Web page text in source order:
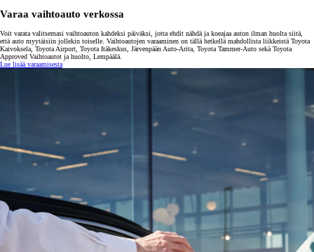
Varaa vaihtoauto verkossa
Voit varata valitsemasi vaihtoauton kahdeksi päiväksi, jotta ehdit nähdä ja koeajaa auton ilman huolta siitä,
että auto myytäisiin jollekin toiselle. Vaihtoautojen varaaminen on tällä hetkellä mahdollista liikkeistä Toyota
Kaivoksela, Toyota Airport, Toyota Itäkeskus, Järvenpään Auto-Arita, Toyota Tammer-Auto sekä Toyota
Approved Vaihtoautot ja huolto, Lempäälä.
Lue lisää varaamisesta